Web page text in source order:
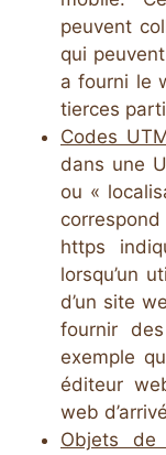
peuvent
qui
a fourni le
tierces
Codes
dans une
ou «
https
lorsqu’un
d’un site
fournir
exemple
éditeur
web
Objets de